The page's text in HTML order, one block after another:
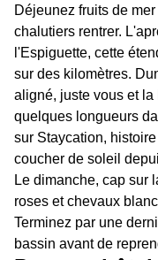
Déjeunez fruits de
chalutiers rentrer.
l'Espiguette, cette
sur des kilomètres.
aligné, juste vous et
quelques longueurs
sur Staycation,
coucher de soleil
Le dimanche, cap sur
roses et chevaux
Terminez par une
bassin avant de